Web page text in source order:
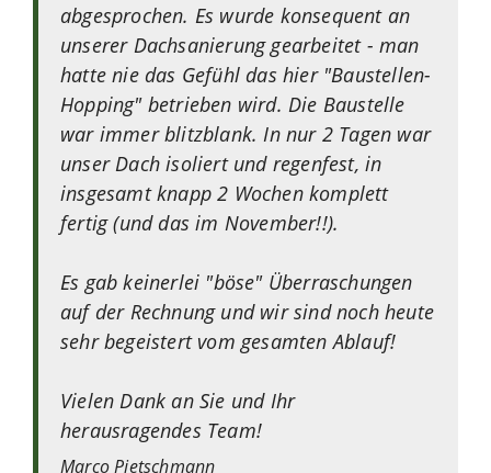
abgesprochen. Es wurde konsequent an
unserer Dachsanierung gearbeitet - man
hatte nie das Gefühl das hier "Baustellen-
Hopping" betrieben wird. Die Baustelle
war immer blitzblank. In nur 2 Tagen war
unser Dach isoliert und regenfest, in
insgesamt knapp 2 Wochen komplett
fertig (und das im November!!).
Es gab keinerlei "böse" Überraschungen
auf der Rechnung und wir sind noch heute
sehr begeistert vom gesamten Ablauf!
Vielen Dank an Sie und Ihr
herausragendes Team!
MarcoPietschmann